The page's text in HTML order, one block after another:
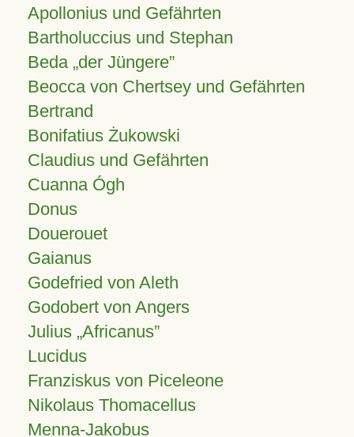
Apollonius und Gefährten
Bartholuccius und Stephan
Beda „der Jüngere”
Beocca von Chertsey und Gefährten
Bertrand
Bonifatius Żukowski
Claudius und Gefährten
Cuanna Ógh
Donus
Douerouet
Gaianus
Godefried von Aleth
Godobert von Angers
Julius Africanus
Lucidus
Franziskus von Piceleone
Nikolaus Thomacellus
Menna-Jakobus